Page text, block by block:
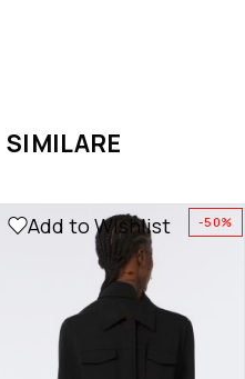
-50%
Add to Wishlist